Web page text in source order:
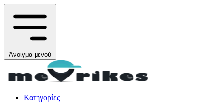
Άνοιγμα μενού
Κατηγορίες